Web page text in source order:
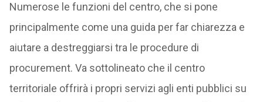
Numerose le funzioni del centro, che si pone
principalmente come una guida per far chiarezza e
aiutare a destreggiarsi tra le procedure di
procurement. Va sottolineato che il centro
territoriale offrirà i propri servizi agli enti pubblici su